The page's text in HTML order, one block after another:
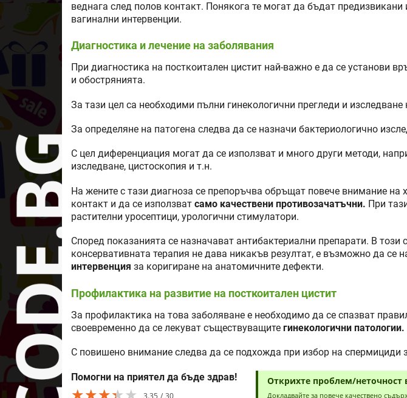
веднага след полов контакт. Понякога те могат да бъдат
вагинални интервенции.
Диагностика и лечение на заболявания
При диагностика на посткоитален цистит най-важно е да се установи
и обострянията.
За тази цел са необходими пълни гинекологични прегледи и изследване
За определяне на патогена следва да се назначи бактериологично
С цел диференциация могат да се използват и много други методи,
изследване, цистоскопия и т.н.
На жените с тази диагноза се препоръчва обръщат повече внимание на
контакт и да се използват само качествени противозачатъчни. При
растителни уросептици, урологични стимулатори.
Според показанията се назначават антибактериални препарати. В този
консервативната терапия не дава никакъв резултат, е възможно да се
интервенция за коригиране на анатомичните дефекти.
Профилактика на развитие на посткоитален цистит
За профилактика на това заболяване е необходимо да се спазват
своевременно да се лекуват съществуващите гинекологични патологии.
С повишено внимание следва да се подхожда при избор на спермициди
Помогни на приятел да бъде здрав! Открихте проблем/неточност
Докладвайте за повече качествено